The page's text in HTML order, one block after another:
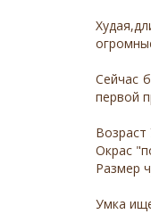
Сейчас
первой
Окрас
Размер
Умка